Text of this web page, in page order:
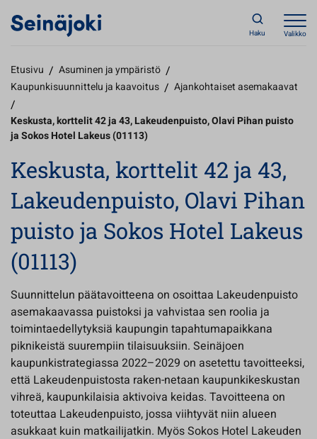
Haku Valikko
Etusivu / Asuminen ja ympäristö /
Kaupunkisuunnittelu ja kaavoitus / Ajankohtaiset asemakaavat
/
Keskusta, korttelit 42 ja 43, Lakeudenpuisto, Olavi Pihan puisto
ja Sokos Hotel Lakeus (01113)
Keskusta, korttelit 42 ja 43,
Lakeudenpuisto, Olavi Pihan
puisto ja Sokos Hotel Lakeus
(01113)
Suunnittelun päätavoitteena on osoittaa Lakeudenpuisto
asemakaavassa puistoksi ja vahvistaa sen roolia ja
toimintaedellytyksiä kaupungin tapahtumapaikkana
piknikeistä suurempiin tilaisuuksiin. Seinäjoen
kaupunkistrategiassa 2022–2029 on asetettu tavoitteeksi,
että Lakeudenpuistosta raken-netaan kaupunkikeskustan
vihreä, kaupunkilaisia aktivoiva keidas. Tavoitteena on
toteuttaa Lakeudenpuisto, jossa viihtyvät niin alueen
asukkaat kuin matkailijatkin. Myös Sokos Hotel Lakeuden